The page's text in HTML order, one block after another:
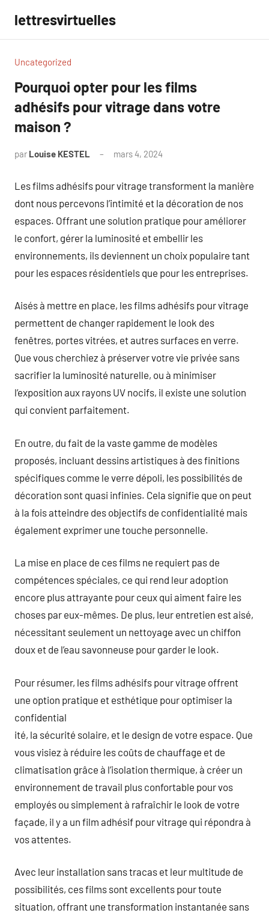
contenu
lettresvirtuelles
Uncategorized
Pourquoi opter pour les films
adhésifs pour vitrage dans votre
maison ?
par Louise KESTEL mars 4, 2024
Les films adhésifs pour vitrage transforment la manière
dont nous percevons l’intimité et la décoration de nos
espaces. Offrant une solution pratique pour améliorer
le confort, gérer la luminosité et embellir les
environnements, ils deviennent un choix populaire tant
pour les espaces résidentiels que pour les entreprises.
Aisés à mettre en place, les films adhésifs pour vitrage
permettent de changer rapidement le look des
fenêtres, portes vitrées, et autres surfaces en verre.
Que vous cherchiez à préserver votre vie privée sans
sacrifier la luminosité naturelle, ou à minimiser
l’exposition aux rayons UV nocifs, il existe une solution
qui convient parfaitement.
En outre, du fait de la vaste gamme de modèles
proposés, incluant dessins artistiques à des finitions
spécifiques comme le verre dépoli, les possibilités de
décoration sont quasi infinies. Cela signifie que on peut
à la fois atteindre des objectifs de confidentialité mais
également exprimer une touche personnelle.
La mise en place de ces films ne requiert pas de
compétences spéciales, ce qui rend leur adoption
encore plus attrayante pour ceux qui aiment faire les
choses par eux-mêmes. De plus, leur entretien est aisé,
nécessitant seulement un nettoyage avec un chiffon
doux et de l’eau savonneuse pour garder le look.
Pour résumer, les films adhésifs pour vitrage offrent
une option pratique et esthétique pour optimiser la
confidential
ité, la sécurité solaire, et le design de votre espace. Que
vous visiez à réduire les coûts de chauffage et de
climatisation grâce à l’isolation thermique, à créer un
environnement de travail plus confortable pour vos
employés ou simplement à rafraîchir le look de votre
façade, il y a un film adhésif pour vitrage qui répondra à
vos attentes.
Avec leur installation sans tracas et leur multitude de
possibilités, ces films sont excellents pour toute
situation, offrant une transformation instantanée sans